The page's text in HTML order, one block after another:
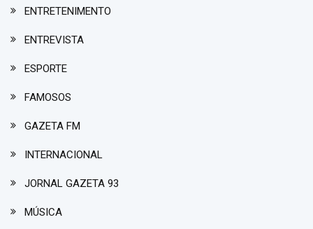
ENTRETENIMENTO
ENTREVISTA
ESPORTE
FAMOSOS
GAZETA FM
INTERNACIONAL
JORNAL GAZETA 93
MÚSICA